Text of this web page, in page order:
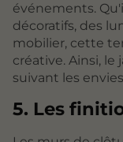
événements.
décoratifs, des
mobilier, cette
créative. Ainsi,
suivant les
5. Les